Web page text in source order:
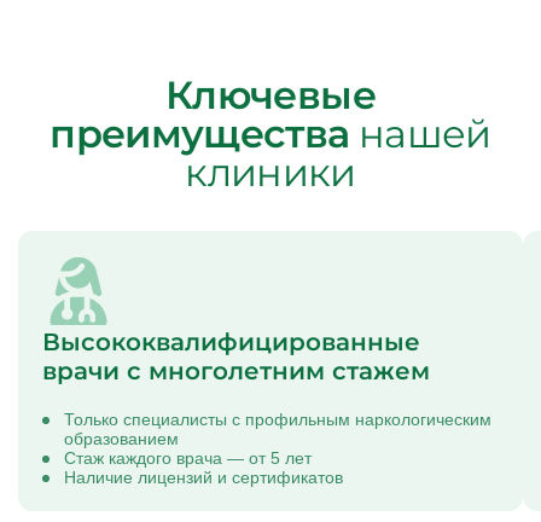
Ключевые
преимущества нашей
клиники
Высококвалифицированные
врачи с многолетним стажем
Только специалисты с профильным наркологическим
образованием
Стаж каждого врача — от 5 лет
Наличие лицензий и сертификатов